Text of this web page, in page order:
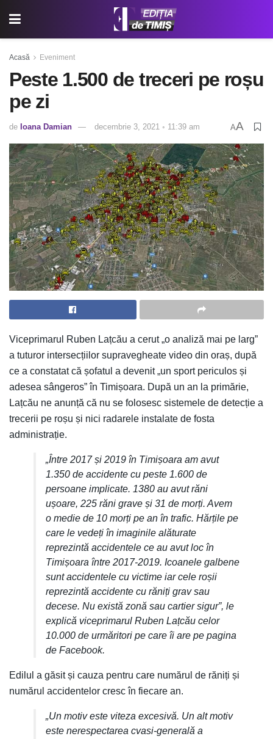
Acasă Eveniment
Peste 1.500 de treceri pe roșu
pe zi
de Ioana Damian decembrie 3, 2021 ◦ 11:39 am AA
Viceprimarul Ruben Lațcău a cerut „o analiză mai pe larg”
a tuturor intersecțiilor supravegheate video din oraș, după
ce a constatat că șofatul a devenit „un sport periculos și
adesea sângeros” în Timișoara. După un an la primărie,
Lațcău ne anunță că nu se folosesc sistemele de detecție a
trecerii pe roșu și nici radarele instalate de fosta
administrație.
„Între 2017 și 2019 în Timișoara am avut
1.350 de accidente cu peste 1.600 de
persoane implicate. 1380 au avut răni
ușoare, 225 răni grave și 31 de morți. Avem
o medie de 10 morți pe an în trafic. Hărțile pe
care le vedeți în imaginile alăturate
reprezintă accidentele ce au avut loc în
Timișoara între 2017-2019. Icoanele galbene
sunt accidentele cu victime iar cele roșii
reprezintă accidente cu răniți grav sau
decese. Nu există zonă sau cartier sigur”, le
explică viceprimarul Ruben Lațcău celor
10.000 de urmăritori pe care îi are pe pagina
de Facebook.
Edilul a găsit și cauza pentru care numărul de răniți și
numărul accidentelor cresc în fiecare an.
„Un motiv este viteza excesivă. Un alt motiv
este nerespectarea cvasi-generală a